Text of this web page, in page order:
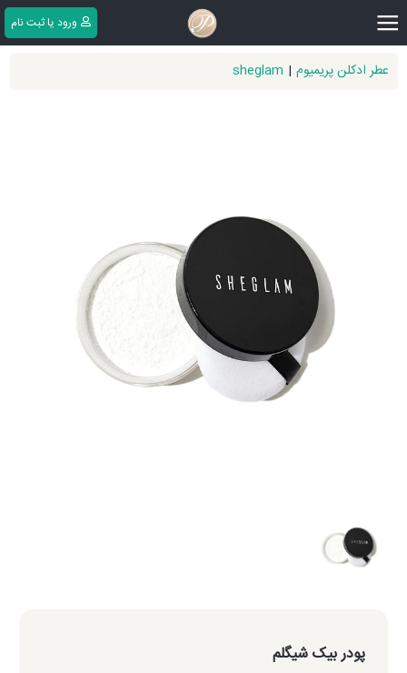
||| ورود یا ثبت ‌نام
عطر ادکلن پریمیوم |
sheglam
پودر بیک شیگلم